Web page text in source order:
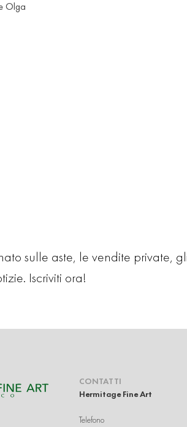
Olga
sulle aste, le vendite private,
Iscriviti ora!
CONTATTI
Hermitage Fine Art
Telefono